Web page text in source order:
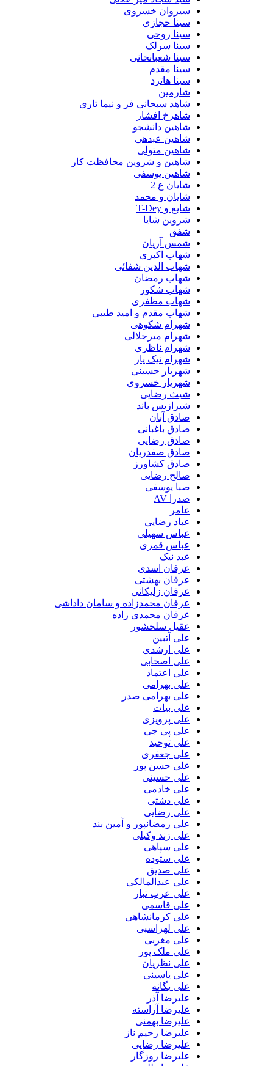
سیروان خسروی
سینا حجازی
سینا روحی
سینا سرلک
سینا شعبانخانی
سینا مقدم
سینا هاترد
شارمین
شاهد سبحانی فر و نیما تاری
شاهرخ افشار
شاهین دانشجو
شاهین عبدهی
شاهین متولی
شاهین و شروین محافظت کار
شاهین یوسفی
شایان ع 2
شایان و محمد
شایع و T-Dey
شروین شایا
شفق
شمس آریان
شهاب اکبری
شهاب الدین شفائی
شهاب رمضان
شهاب شکور
شهاب مظفری
شهاب مقدم و امید طیبی
شهرام شکوهی
شهرام میرجلالی
شهرام ناظری
شهرام نیک یار
شهریار حسینی
شهریار خسروی
شیث رضایی
شیرازیس باند
صادق آبان
صادق باغبانی
صادق رضایی
صادق صفدریان
صادق کشاورز
صالح رضایی
صبا یوسفی
صدرا AV
عامر
عباد رضایی
عباس سهیلی
عباس قمری
عبد نیک
عرفان اسدی
عرفان بهشتی
عرفان زلیکانی
عرفان محمدزاده و سامان داداشی
عرفان محمدی زاده
عقیل سلحشور
علی آتبین
علی ارشدی
علی اصحابی
علی اعتماد
علی بهرامی
علی بهرامی صدر
علی بیات
علی پرویزی
علی پی جی
علی توحید
علی جعفری
علی حسن پور
علی حسینی
علی خادمی
علی دشتی
علی رضایی
علی رمضانپور و آمین بند
علی زند وکیلی
علی سپاهی
علی ستوده
علی صدیق
علی عبدالمالکی
علی عرب تبار
علی قاسمی
علی کرمانشاهی
علی لهراسبی
علی مغربی
علی ملک پور
علی نظریان
علی یاسینی
علی یگانه
علیرضا آذر
علیرضا آراسته
علیرضا بهمنی
علیرضا رحیم ناز
علیرضا رضایی
علیرضا روزگار